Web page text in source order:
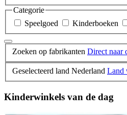
Categorie
Speelgoed
Kinderboeken
Zoeken op fabrikanten Direct naar
Geselecteerd land Nederland Land
Kinderwinkels van de dag